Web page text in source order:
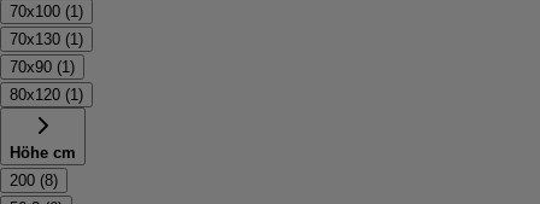
70x100 (1 )
70x130 (1 )
70x90 (1 )
80x120 (1 )
Höhe cm
200 (8)